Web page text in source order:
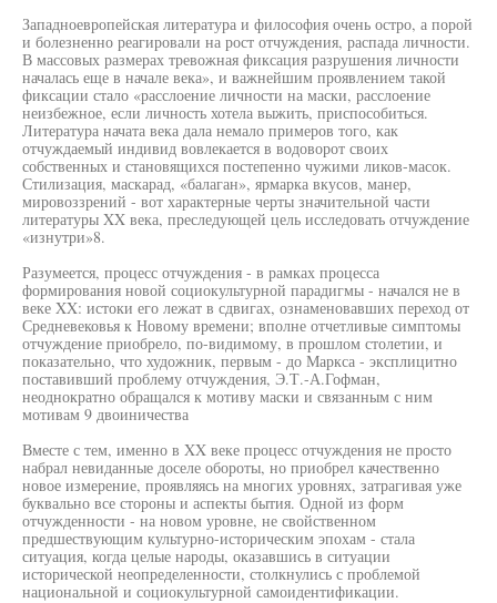
Западноевропейская литература и философия очень остро, а порой
и болезненно реагировали на рост отчуждения, распада личности.
В массовых размерах тревожная фиксация разрушения личности
началась еще в начале века», и важнейшим проявлением такой
фиксации стало «расслоение личности на маски, расслоение
неизбежное, если личность хотела выжить, приспособиться.
Литература начата века дала немало примеров того, как
отчуждаемый индивид вовлекается в водоворот своих
собственных и становящихся постепенно чужими ликов-масок.
Стилизация, маскарад, «балаган», ярмарка вкусов, манер,
мировоззрений - вот характерные черты значительной части
литературы XX века, преследующей цель исследовать отчуждение
«изнутри»8.
Разумеется, процесс отчуждения - в рамках процесса
формирования новой социокультурной парадигмы - начался не в
веке XX: истоки его лежат в сдвигах, ознаменовавших переход от
Средневековья к Новому времени; вполне отчетливые симптомы
отчуждение приобрело, по-видимому, в прошлом столетии, и
показательно, что художник, первым - до Маркса - эксплицитно
поставивший проблему отчуждения, Э.Т.-А.Гофман,
неоднократно обращался к мотиву маски и связанным с ним
мотивам 9 двоиничества
Вместе с тем, именно в XX веке процесс отчуждения не просто
набрал невиданные доселе обороты, но приобрел качественно
новое измерение, проявляясь на многих уровнях, затрагивая уже
буквально все стороны и аспекты бытия. Одной из форм
отчужденности - на новом уровне, не свойственном
предшествующим культурно-историческим эпохам - стала
ситуация, когда целые народы, оказавшись в ситуации
исторической неопределенности, столкнулись с проблемой
национальной и социокультурной самоидентификации.